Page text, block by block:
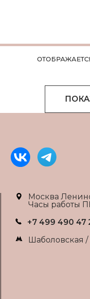
Москва
Часы работы
+7 499 490 47
Шаболовская /